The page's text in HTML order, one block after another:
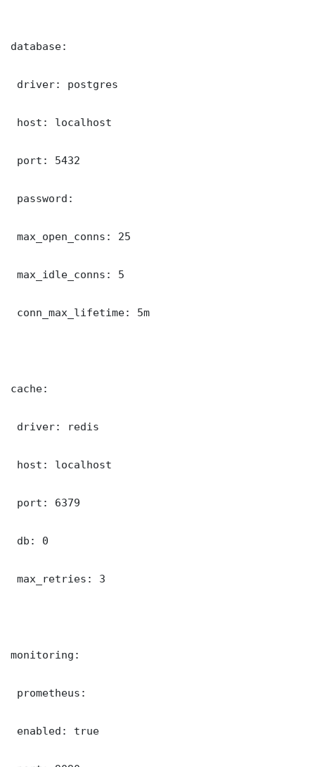
database:
driver: postgres
host: localhost
port: 5432
password:
max_open_conns: 25
max_idle_conns: 5
conn_max_lifetime: 5m
cache:
driver: redis
host: localhost
port: 6379
db: 0
max_retries: 3
monitoring:
prometheus:
enabled: true